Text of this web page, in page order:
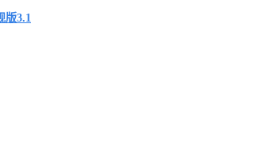
版3.1